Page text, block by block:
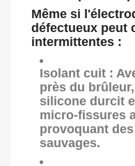
Même si
défectueux peut
intermittentes :
Isolant cuit :
près du
silicone durcit
micro-fissures
provoquant
sauvages.